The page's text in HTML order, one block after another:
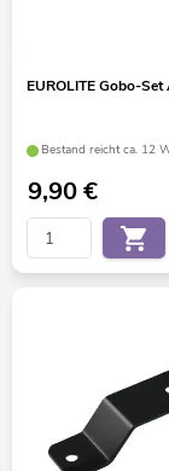
EUROLITE Gobo-
Bestand reicht ca. 12
9,90€